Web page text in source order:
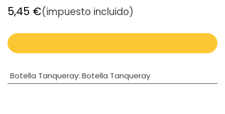
5,45 €(impuesto incluido)
Botella Tanqueray: Botella Tanqueray